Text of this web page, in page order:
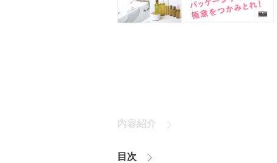
内容紹介
目次